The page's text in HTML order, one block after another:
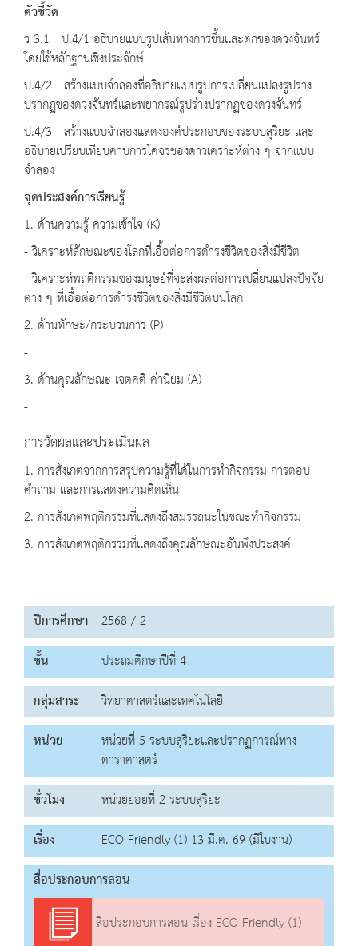
ตัวชี้วัด
ว 3.1 ป.4/1 อธิบายแบบรูปเส้นทางการขึ้นและตกของดวงจันทร์
โดยใช้หลักฐานเชิงประจักษ์
ป.4/2 สร้างแบบจำลองที่อธิบายแบบรูปการเปลี่ยนแปลงรูปร่าง
ปรากฏของดวงจันทร์และพยากรณ์รูปร่างปรากฏของดวงจันทร์
ป.4/3 สร้างแบบจำลองแสดงองค์ประกอบของระบบสุริยะ และ
อธิบายเปรียบเทียบคาบการโคจรของดาวเคราะห์ต่าง ๆ จากแบบ
จำลอง
จุดประสงค์การเรียนรู้
1. ด้านความรู้ ความเข้าใจ (K)
- วิเคราะห์ลักษณะของโลกที่เอื้อต่อการดำรงชีวิตของสิ่งมีชีวิต
- วิเคราะห์พฤติกรรมของมนุษย์ที่จะส่งผลต่อการเปลี่ยนแปลงปัจจัย
ต่าง ๆ ที่เอื้อต่อการดำรงชีวิตของสิ่งมีชีวิตบนโลก
2. ด้านทักษะ/กระบวนการ (P)
-
3. ด้านคุณลักษณะ เจตคติ ค่านิยม (A)
-
การวัดผลและประเมินผล
1. การสังเกตจากการสรุปความรู้ที่ได้ในการทำกิจกรรม การตอบ
คำถาม และการแสดงความคิดเห็น
2. การสังเกตพฤติกรรมที่แสดงถึงสมรรถนะในขณะทำกิจกรรม
3. การสังเกตพฤติกรรมที่แสดงถึงคุณลักษณะอันพึงประสงค์
ปีการศึกษา 2568 / 2
ชั้น
ประถมศึกษาปีที่ 4
กลุ่มสาระ
วิทยาศาสตร์และเทคโนโลยี
หน่วย
หน่วยที่ 5 ระบบสุริยะและปรากฏการณ์ทาง
ดาราศาสตร์
ชั่วโมง
หน่วยย่อยที่ 2 ระบบสุริยะ
เรื่อง
ECO Friendly (1) 13 มี.ค. 69 (มีใบงาน)
สื่อประกอบการสอน
สื่อประกอบการสอน เรื่อง ECO Friendly (1)